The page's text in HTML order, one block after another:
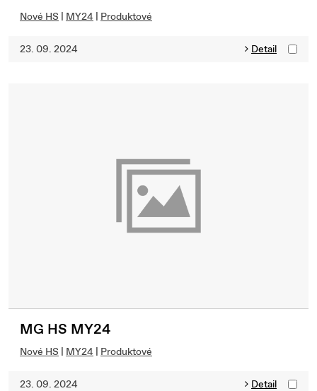
Nové HS | MY24 | Produktové
23. 09. 2024 Detail
MG HS MY24
Nové HS | MY24 | Produktové
23. 09. 2024 Detail